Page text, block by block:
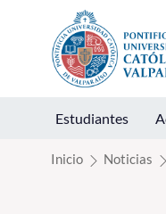
Click acá para ir
Estudiantes
Inicio Noticias